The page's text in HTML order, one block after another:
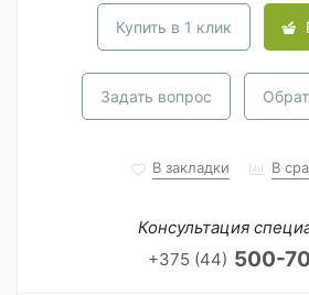
Купить в 1 клик
Задать вопрос
В закладки В
Консультация
+375 (44) 500-